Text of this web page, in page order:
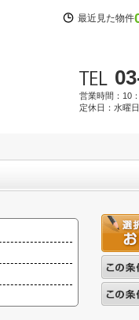
最近見た物件
営業時間：10
定休日：水曜日